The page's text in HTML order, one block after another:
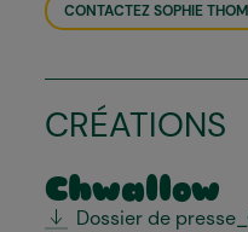
CONTACTEZ SOPHIE
CRÉATIONS
Chwallow
Dossier de